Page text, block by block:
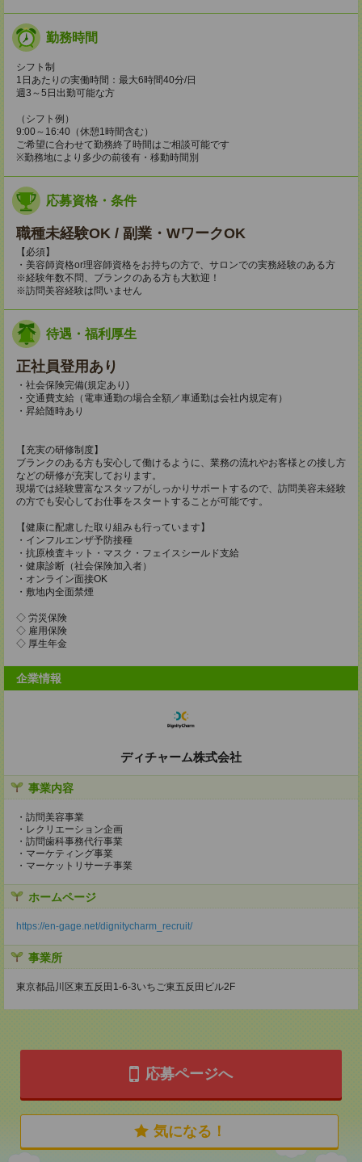
勤務時間
シフト制
1日あたりの実働時間：最大6時間40分/日
週3～5日出勤可能な方
（シフト例）
9:00～16:40（休憩1時間含む）
ご希望に合わせて勤務終了時間はご相談可能です
※勤務地により多少の前後有・移動時間別
応募資格・条件
職種未経験OK / 副業・WワークOK
【必須】
・美容師資格or理容師資格をお持ちの方で、サロンでの実務経験のある方
※経験年数不問、ブランクのある方も大歓迎！
※訪問美容経験は問いません
待遇・福利厚生
正社員登用あり
・社会保険完備(規定あり)
・交通費支給（電車通勤の場合全額／車通勤は会社内規定有）
・昇給随時あり
【充実の研修制度】
ブランクのある方も安心して働けるように、業務の流れやお客様との接し方
などの研修が充実しております。
現場では経験豊富なスタッフがしっかりサポートするので、訪問美容未経験
の方でも安心してお仕事をスタートすることが可能です。
【健康に配慮した取り組みも行っています】
・インフルエンザ予防接種
・抗原検査キット・マスク・フェイスシールド支給
・健康診断（社会保険加入者）
・オンライン面接OK
・敷地内全面禁煙
◇ 労災保険
◇ 雇用保険
◇ 厚生年金
企業情報
ディチャーム株式会社
事業内容
・訪問美容事業
・レクリエーション企画
・訪問歯科事務代行事業
・マーケティング事業
・マーケットリサーチ事業
ホームページ
https://en-gage.net/dignitycharm_recruit/
事業所
東京都品川区東五反田1-6-3いちご東五反田ビル2F
応募ページへ
気になる！